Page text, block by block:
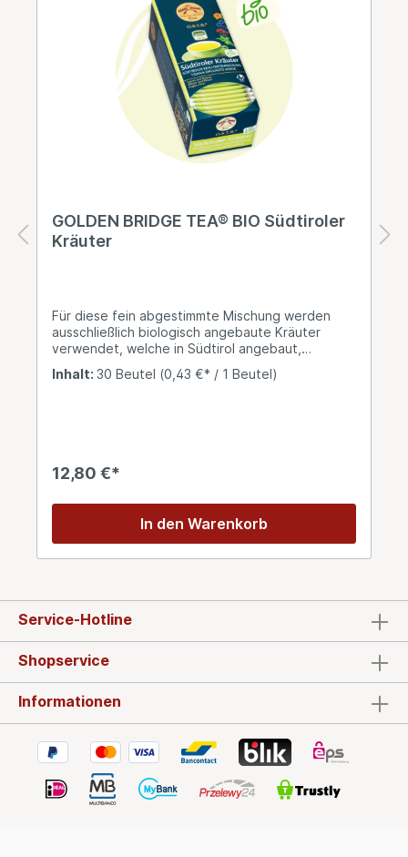
GOLDEN BRIDGE TEA® BIO Südtiroler
Kräuter
Für diese fein abgestimmte Mischung werden
ausschließlich biologisch angebaute Kräuter
verwendet, welche in Südtirol angebaut,
besondere Lage der Anbaugebiete und das
Packung beinhaltet 30 O.S.T.B.Beutel Zutaten
Apfelminze, Brennnesseln,
Holunderblüten, Kornblumenblüten,
Ringelblumenblüten, Goldmelisse Glutenfrei,
wurde von der Firma VIROPA IMPORT KG
entwickelt. Die Besonderheit liegt darin, dass in
diesem etwas grösseren Teebeutel ausgewählte
Blatttees, ganze Kamilleblüten, große
abgefüllt werden können. Eine zusätzliche
Bodenfalte erhöht das Volumen des Filterbeutels
und bietet dem Tee großzügigen Platz für die
volle Entfaltung. Auf den Einsatz einer
Metallklammer wird verzichtet und es kommen nur
100%ig biologisch abbaubare
Verpackungsmaterialien zum Einsatz.Die
Klarsichtfolie aus nachwachsenden Rohstoffen
Inhalt: 30 Beutel (0,43 €* / 1 Beutel)
12,80 €*
In den Warenkorb
Service-Hotline
Shopservice
Informationen